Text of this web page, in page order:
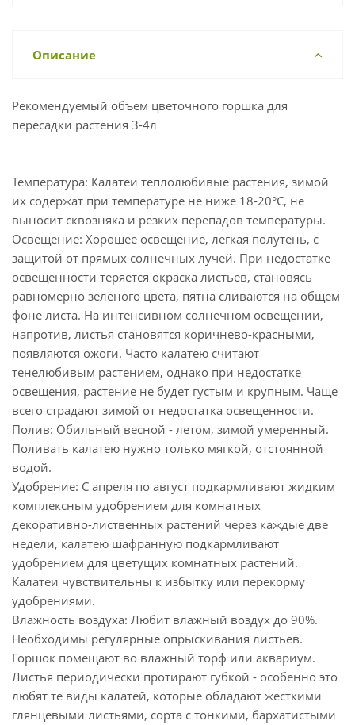
Описание
Рекомендуемый объем цветочного горшка для
пересадки растения 3-4л
Температура: Калатеи теплолюбивые растения, зимой
их содержат при температуре не ниже 18-20°С, не
выносит сквозняка и резких перепадов температуры.
Освещение: Хорошее освещение, легкая полутень, с
защитой от прямых солнечных лучей. При недостатке
освещенности теряется окраска листьев, становясь
равномерно зеленого цвета, пятна сливаются на общем
фоне листа. На интенсивном солнечном освещении,
напротив, листья становятся коричнево-красными,
появляются ожоги. Часто калатею считают
тенелюбивым растением, однако при недостатке
освещения, растение не будет густым и крупным. Чаще
всего страдают зимой от недостатка освещенности.
Полив: Обильный весной - летом, зимой умеренный.
Поливать калатею нужно только мягкой, отстоянной
водой.
Удобрение: С апреля по август подкармливают жидким
комплексным удобрением для комнатных
декоративно-лиственных растений через каждые две
недели, калатею шафранную подкармливают
удобрением для цветущих комнатных растений.
Калатеи чувствительны к избытку или перекорму
удобрениями.
Влажность воздуха: Любит влажный воздух до 90%.
Необходимы регулярные опрыскивания листьев.
Горшок помещают во влажный торф или аквариум.
Листья периодически протирают губкой - особенно это
любят те виды калатей, которые обладают жесткими
глянцевыми листьями, сорта с тонкими, бархатистыми